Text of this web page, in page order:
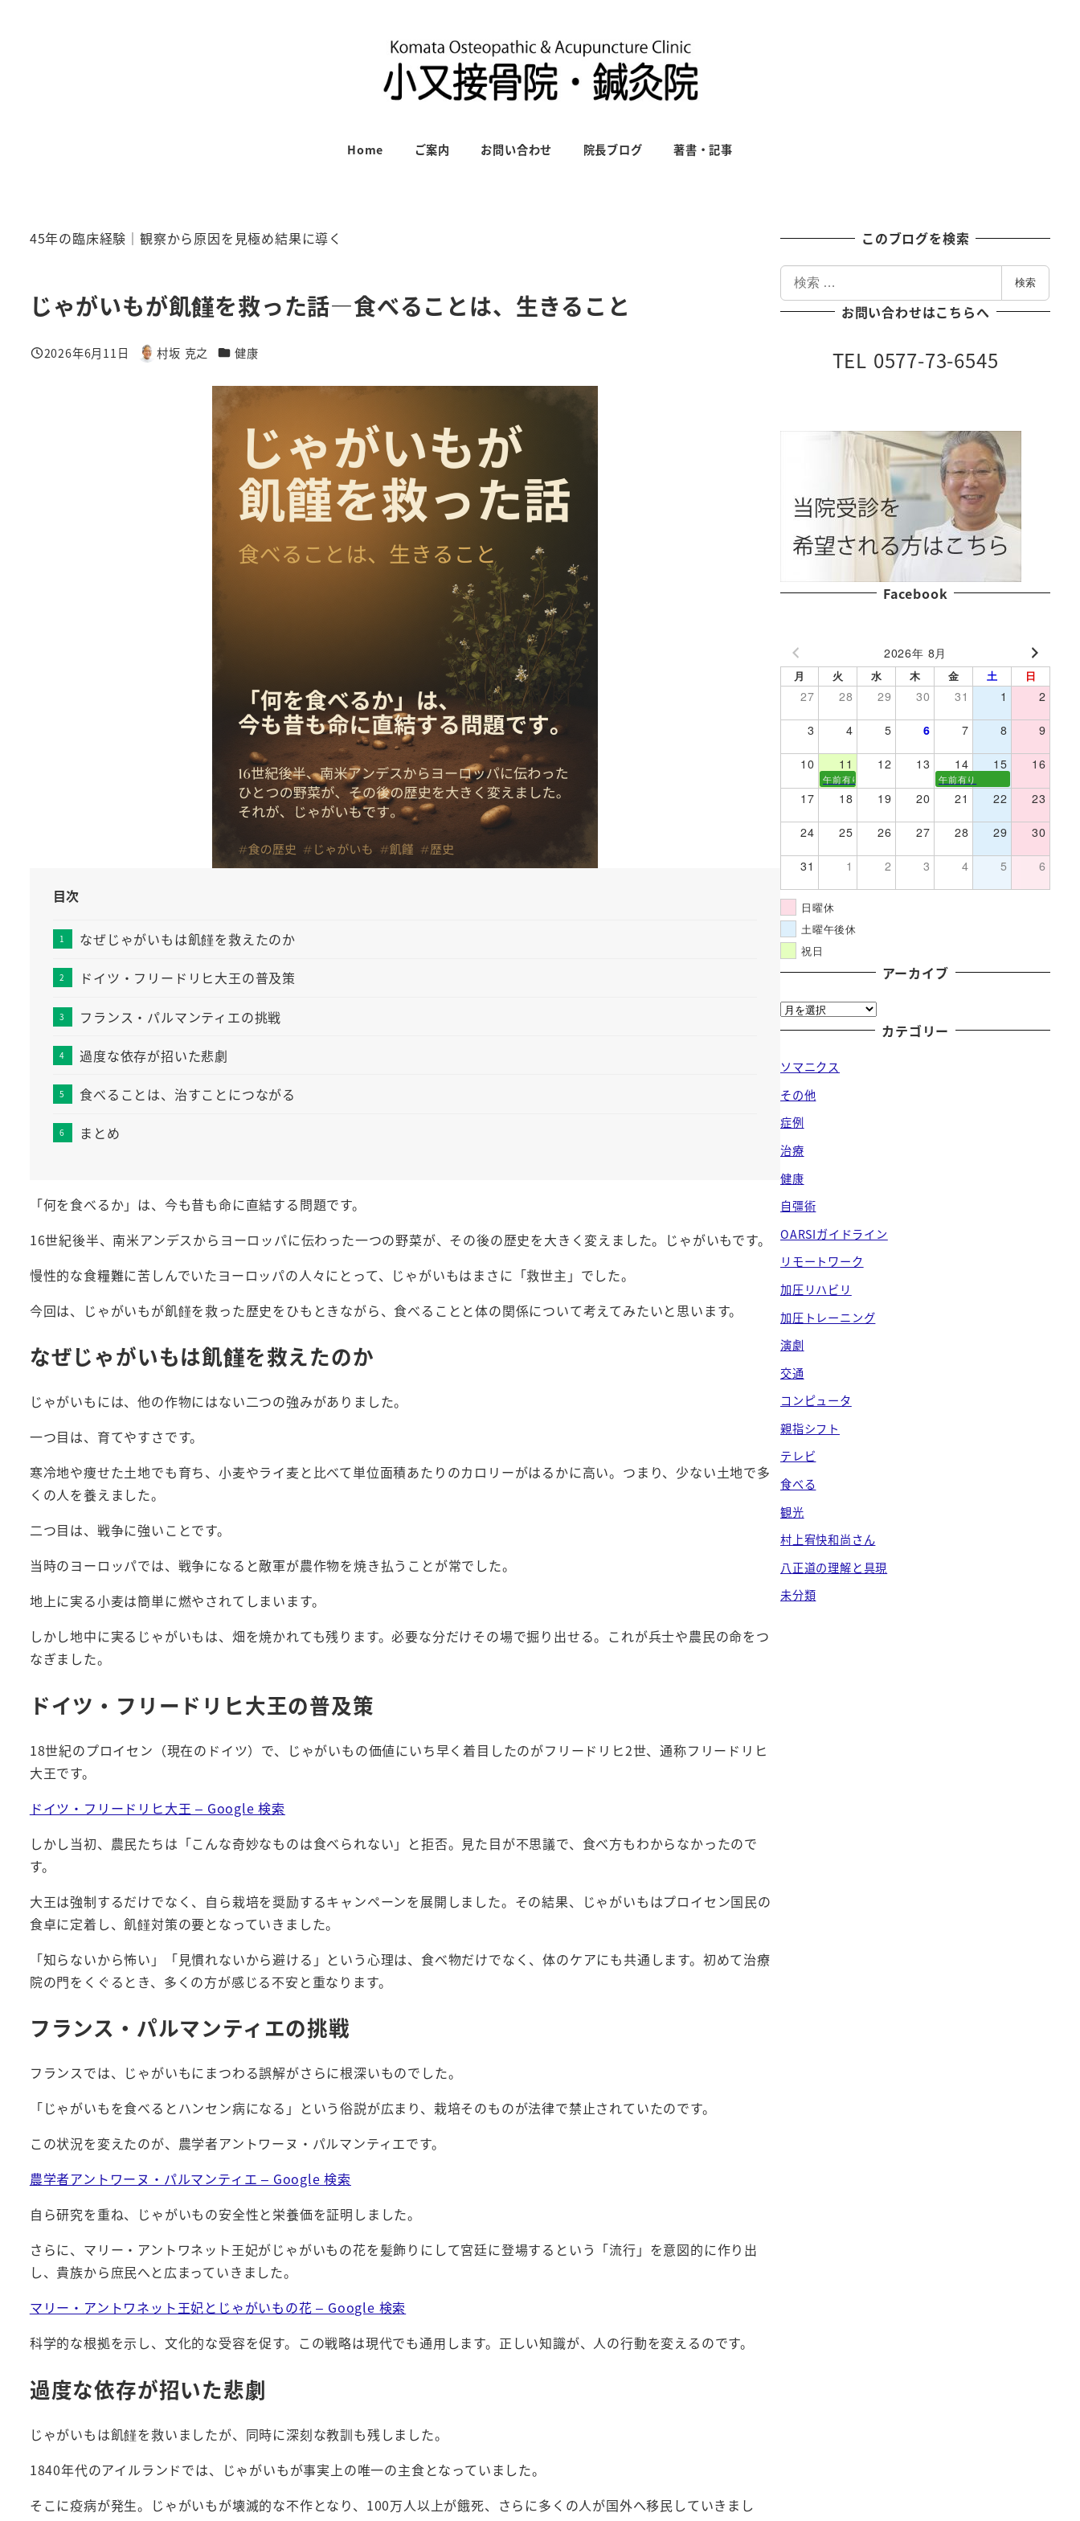
Home ご案内 お問い合わせ 院長ブログ 著書・記事
45年の臨床経験｜観察から原因を見極め結果に導く
じゃがいもが飢饉を救った話―食べることは、生きること
投稿日
2026年6月11日
著
村坂 克之 カテゴリー
健康
目次
なぜじゃがいもは飢饉を救えたのか
ドイツ・フリードリヒ大王の普及策
フランス・パルマンティエの挑戦
過度な依存が招いた悲劇
食べることは、治すことにつながる
まとめ
「何を食べるか」は、今も昔も命に直結する問題です。
16世紀後半、南米アンデスからヨーロッパに伝わった一つの野菜が、その後の歴史を大きく変えました。じゃがいもです。
慢性的な食糧難に苦しんでいたヨーロッパの人々にとって、じゃがいもはまさに「救世主」でした。
今回は、じゃがいもが飢饉を救った歴史をひもときながら、食べることと体の関係について考えてみたいと思います。
なぜじゃがいもは飢饉を救えたのか
じゃがいもには、他の作物にはない二つの強みがありました。
一つ目は、育てやすさです。
寒冷地や痩せた土地でも育ち、小麦やライ麦と比べて単位面積あたりのカロリーがはるかに高い。つまり、少ない土地で多
くの人を養えました。
二つ目は、戦争に強いことです。
当時のヨーロッパでは、戦争になると敵軍が農作物を焼き払うことが常でした。
地上に実る小麦は簡単に燃やされてしまいます。
しかし地中に実るじゃがいもは、畑を焼かれても残ります。必要な分だけその場で掘り出せる。これが兵士や農民の命をつ
なぎました。
ドイツ・フリードリヒ大王の普及策
18世紀のプロイセン（現在のドイツ）で、じゃがいもの価値にいち早く着目したのがフリードリヒ2世、通称フリードリヒ
大王です。
ドイツ・フリードリヒ大王 – Google 検索
しかし当初、農民たちは「こんな奇妙なものは食べられない」と拒否。見た目が不思議で、食べ方もわからなかったので
す。
大王は強制するだけでなく、自ら栽培を奨励するキャンペーンを展開しました。その結果、じゃがいもはプロイセン国民の
食卓に定着し、飢饉対策の要となっていきました。
「知らないから怖い」「見慣れないから避ける」という心理は、食べ物だけでなく、体のケアにも共通します。初めて治療
院の門をくぐるとき、多くの方が感じる不安と重なります。
フランス・パルマンティエの挑戦
フランスでは、じゃがいもにまつわる誤解がさらに根深いものでした。
「じゃがいもを食べるとハンセン病になる」という俗説が広まり、栽培そのものが法律で禁止されていたのです。
この状況を変えたのが、農学者アントワーヌ・パルマンティエです。
農学者アントワーヌ・パルマンティエ – Google 検索
自ら研究を重ね、じゃがいもの安全性と栄養価を証明しました。
さらに、マリー・アントワネット王妃がじゃがいもの花を髪飾りにして宮廷に登場するという「流行」を意図的に作り出
し、貴族から庶民へと広まっていきました。
マリー・アントワネット王妃とじゃがいもの花 – Google 検索
科学的な根拠を示し、文化的な受容を促す。この戦略は現代でも通用します。正しい知識が、人の行動を変えるのです。
過度な依存が招いた悲劇
じゃがいもは飢饉を救いましたが、同時に深刻な教訓も残しました。
1840年代のアイルランドでは、じゃがいもが事実上の唯一の主食となっていました。
そこに疫病が発生。じゃがいもが壊滅的な不作となり、100万人以上が餓死、さらに多くの人が国外へ移民していきまし
このブログを検索
検
索
検索
お問い合わせはこちらへ
TEL 0577-73-6545
Facebook
2026年 8月
月 火 水 木 金 土 日
27 28 29 30 31 1 2
3 4 5 6 7 8 9
10 11 12 13 14 15 16
午前有り 午前有り
17 18 19 20 21 22 23
24 25 26 27 28 29 30
31 1 2 3 4 5 6
日曜休
土曜午後休
祝日
アーカイブ
ア
ー
イ
ブ
カテゴリー
ソマニクス
その他
症例
治療
健康
自彊術
OARSIガイドライン
リモートワーク
加圧リハビリ
加圧トレーニング
演劇
交通
コンピュータ
親指シフト
テレビ
食べる
観光
村上宥快和尚さん
八正道の理解と具現
未分類